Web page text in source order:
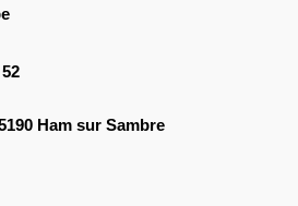
Ham sur Sambre